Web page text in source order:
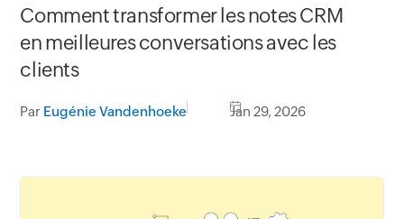
Comment transformer les notes CRM
en meilleures conversations avec les
clients
Par Eugénie Vandenhoeke Jan 29, 2026